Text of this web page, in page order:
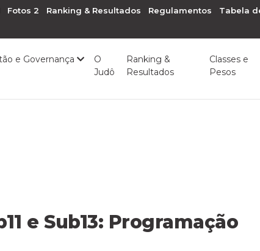
Fotos 2 Ranking & Resultados Regulamentos Tabela
e Governança
O
Judô
Ranking &
Resultados
Classes e
Pesos
e Sub13: Programação